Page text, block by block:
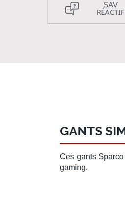
SAV
RÉACTIF
GANTS
Ces gants Sparco
gaming.